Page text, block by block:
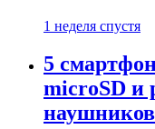
1 неделя спустя
5
microSD и
наушников